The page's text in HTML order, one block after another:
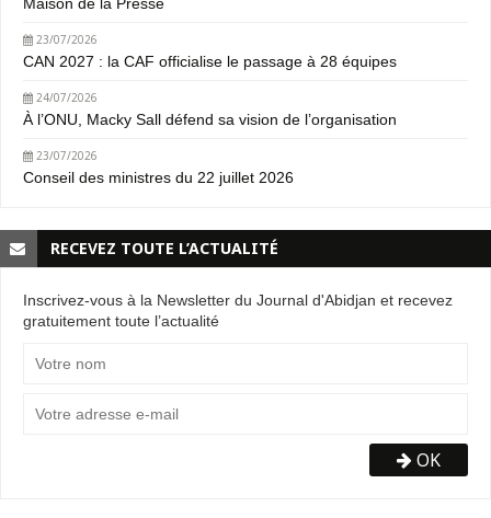
23/07/2026
CAN 2027 : la CAF officialise le passage à 28 équipes
24/07/2026
À l’ONU, Macky Sall défend sa vision de l’organisation
23/07/2026
Conseil des ministres du 22 juillet 2026
RECEVEZ TOUTE L’ACTUALITÉ
Inscrivez-vous à la Newsletter du Journal d'Abidjan et recevez
gratuitement toute l’actualité
OK